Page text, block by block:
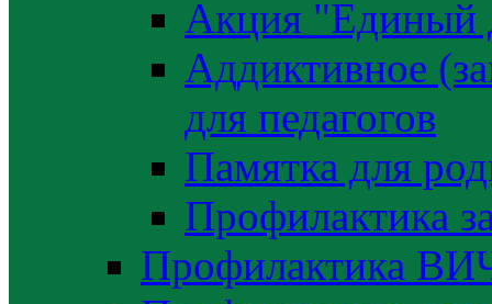
Акция "Единый
Аддиктивное
для педагогов
Памятка для
Профилактика
Профилактика